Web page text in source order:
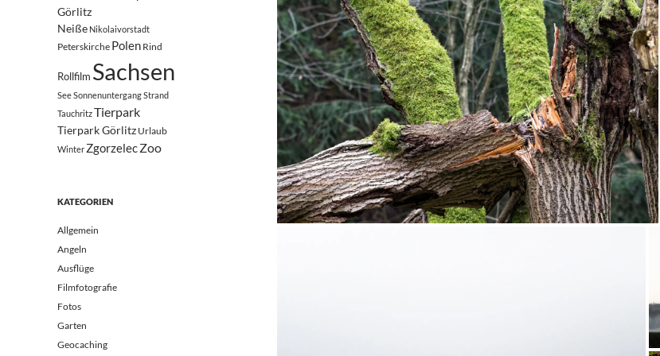
Görlitz
Neiße Nikolaivorstadt
Peterskirche Polen Rind
Rollfilm Sachsen
SeeSonnenuntergangStrand
TauchritzTierpark
Tierpark Görlitz Urlaub
Winter ZgorzelecZoo
KATEGORIEN
Allgemein
Angeln
Ausflüge
Filmfotografie
Fotos
Garten
Geocaching